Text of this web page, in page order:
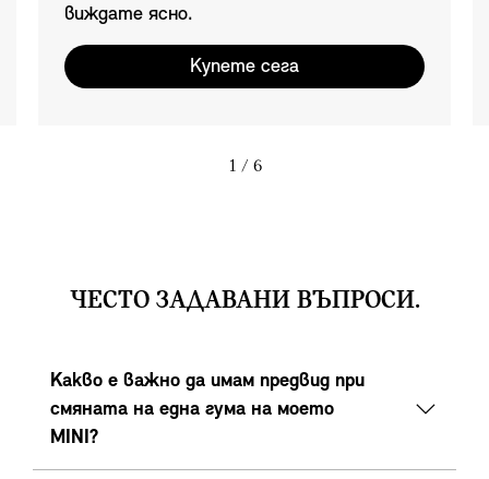
виждате ясно.
Купете сега
1 / 6
ЧЕСТО ЗАДАВАНИ ВЪПРОСИ.
Какво е важно да имам предвид при
смяната на една гума на моето
MINI?